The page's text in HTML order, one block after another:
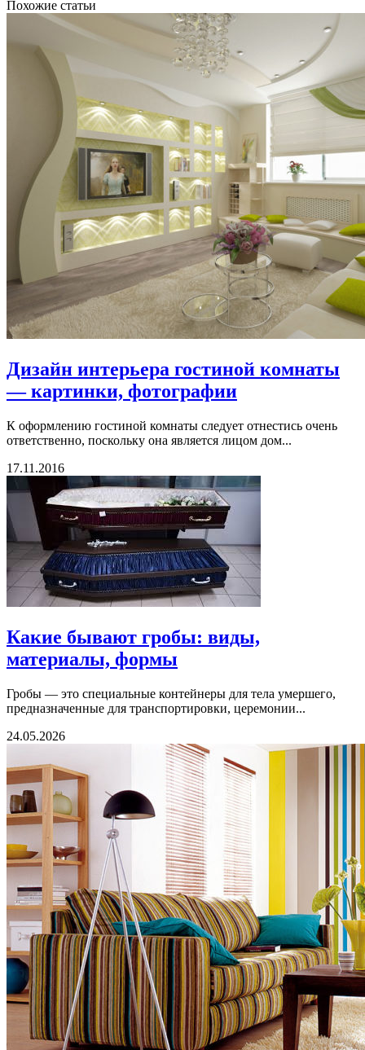
Похожие статьи
Дизайн интерьера гостиной комнаты
— картинки, фотографии
К оформлению гостиной комнаты следует отнестись очень
ответственно, поскольку она является лицом дом...
17.11.2016
Какие бывают гробы: виды,
материалы, формы
Гробы — это специальные контейнеры для тела умершего,
предназначенные для транспортировки, церемонии...
24.05.2026